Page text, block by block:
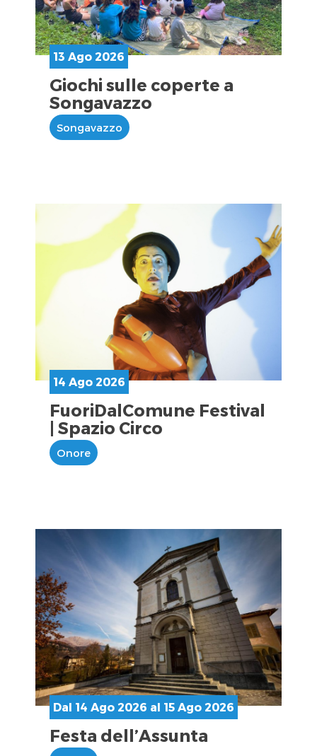
13 Ago 2026
Giochi sulle coperte a
Songavazzo
Songavazzo
14 Ago 2026
FuoriDalComune Festival
| Spazio Circo
Onore
Dal 14 Ago 2026 al 15 Ago 2026
Festa dell’Assunta